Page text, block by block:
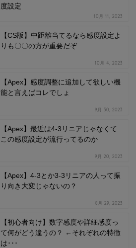
度設定
10月 11, 2023
【CS版】中距離当てるなら感度設定よ
りも〇〇の方が重要だぞ
10月 4, 2023
【Apex】感度調整に追加して欲しい機
能と言えばコレでしょ
9月 30, 2023
【Apex】最近は4-3リニアじゃなくて
この感度設定が流行ってるのか
9月 20, 2023
【Apex】4-3とか3-3リニアの人って振
り向き大変じゃないの？
8月 29, 2023
【初心者向け】数字感度や詳細感度っ
て何がどう違うの？ ←それぞれの特徴
は･･･